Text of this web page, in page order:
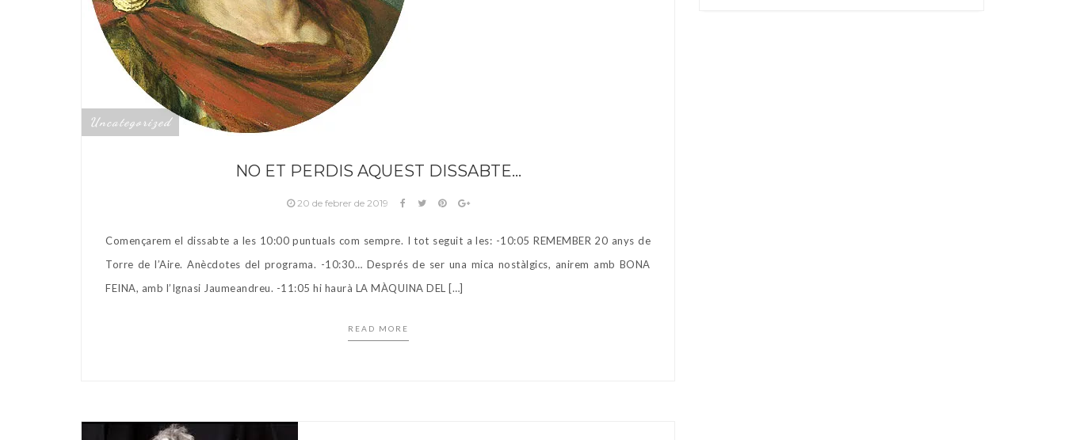
Uncategorized
NO ET PERDIS AQUEST DISSABTE…
20 de febrer de 2019
Començarem el dissabte a les 10:00 puntuals com sempre. I tot seguit a les: -10:05 REMEMBER 20 anys de
Torre de l’Aire. Anècdotes del programa. -10:30… Després de ser una mica nostàlgics, anirem amb BONA
FEINA, amb l’Ignasi Jaumeandreu. -11:05 hi haurà LA MÀQUINA DEL […]
READ MORE